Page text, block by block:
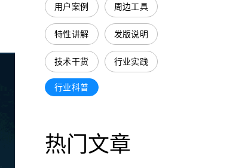
用户案例 周边工具
特性讲解 发版说明
技术干货 行业实践
行业科普
热门文章